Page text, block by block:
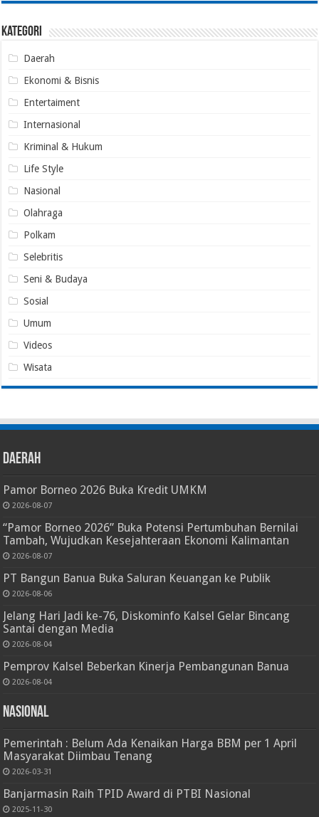
Kategori
Daerah
Ekonomi & Bisnis
Entertaiment
Internasional
Kriminal & Hukum
Life Style
Nasional
Olahraga
Polkam
Selebritis
Seni & Budaya
Sosial
Umum
Videos
Wisata
Daerah
Pamor Borneo 2026 Buka Kredit UMKM
2026-08-07
“Pamor Borneo 2026” Buka Potensi Pertumbuhan Bernilai
Tambah, Wujudkan Kesejahteraan Ekonomi Kalimantan
2026-08-07
PT Bangun Banua Buka Saluran Keuangan ke Publik
2026-08-06
Jelang Hari Jadi ke-76, Diskominfo Kalsel Gelar Bincang
Santai dengan Media
2026-08-04
Pemprov Kalsel Beberkan Kinerja Pembangunan Banua
2026-08-04
Nasional
Pemerintah : Belum Ada Kenaikan Harga BBM per 1 April
Masyarakat Diimbau Tenang
2026-03-31
Banjarmasin Raih TPID Award di PTBI Nasional
2025-11-30